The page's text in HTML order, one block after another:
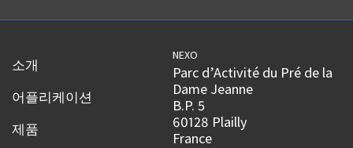
소개
어플리케이션
제품
NEXO
Parc d’Activité du Pré de la
Dame Jeanne
B.P. 5
60128 Plailly
France